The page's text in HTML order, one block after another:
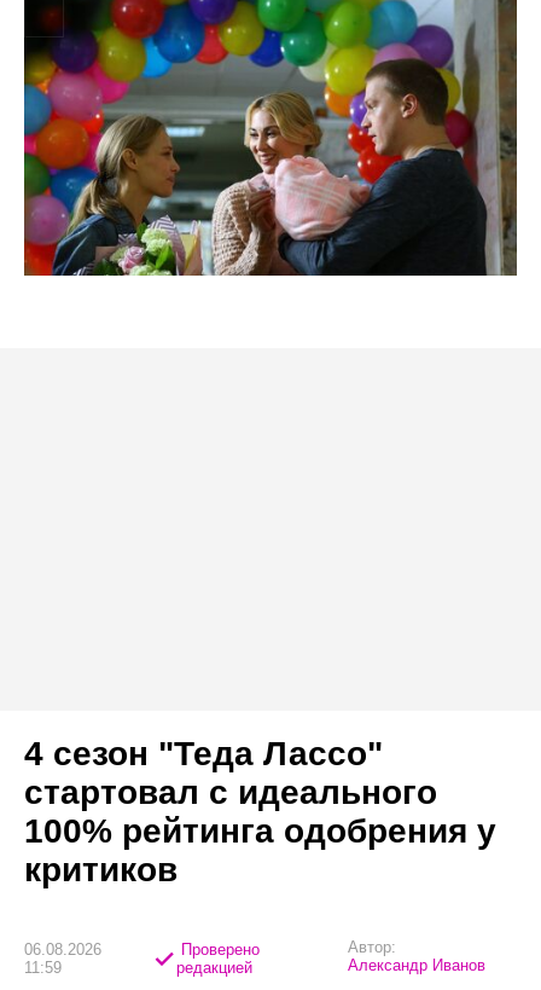
4 сезон "Теда Лассо"
стартовал с идеального
100% рейтинга одобрения у
критиков
06.08.2026
11:59
Проверено
редакцией
Автор:
Александр Иванов